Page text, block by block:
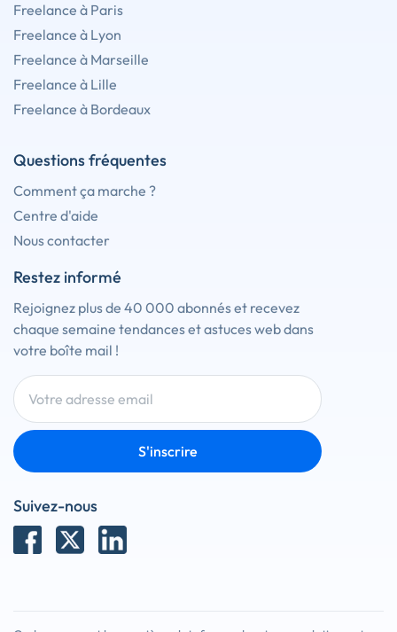
Freelance à Paris
Freelance à Lyon
Freelance à Marseille
Freelance à Lille
Freelance à Bordeaux
Questions fréquentes
Comment ça marche ?
Centre d'aide
Nous contacter
Restez informé
Rejoignez plus de 40 000 abonnés et recevez
chaque semaine tendances et astuces web dans
votre boîte mail !
S'inscrire
Suivez-nous